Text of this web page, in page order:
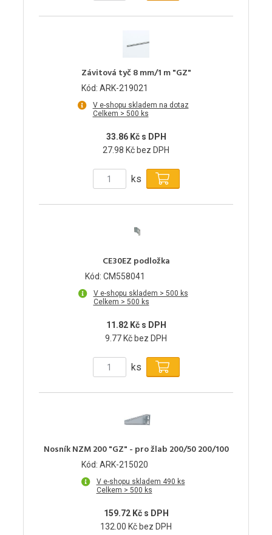
Závitová tyč 8 mm/1 m "GZ"
Kód: ARK-219021
V e-shopu skladem na dotaz
Celkem > 500 ks
33.86 Kč s DPH
27.98 Kč bez DPH
ks
CE30EZ podložka
Kód: CM558041
V e-shopu skladem > 500 ks
Celkem > 500 ks
11.82 Kč s DPH
9.77 Kč bez DPH
ks
Nosník NZM 200 "GZ" - pro žlab 200/50 200/100
Kód: ARK-215020
V e-shopu skladem 490 ks
Celkem > 500 ks
159.72 Kč s DPH
132.00 Kč bez DPH